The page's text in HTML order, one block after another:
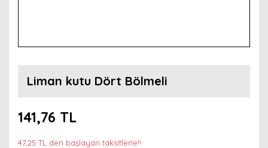
Liman kutu Dört Bölmeli
141,76 TL
47,25 TL den başlayan taksitlerle!!